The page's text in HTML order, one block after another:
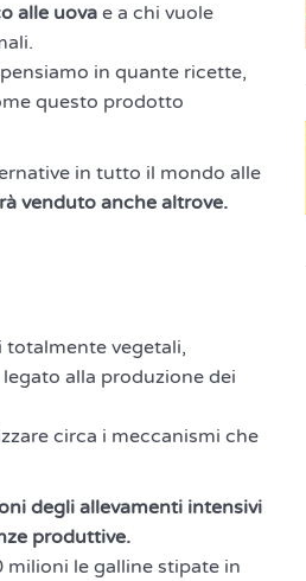
alle uovae a chi vuole
in quante ricette,
questo prodotto
in tutto il mondo alle
venduto anche altrove.
vegetali,
alla produzione dei
circa i meccanismi che
degli allevamenti intensivi
produttive.
le galline stipate in